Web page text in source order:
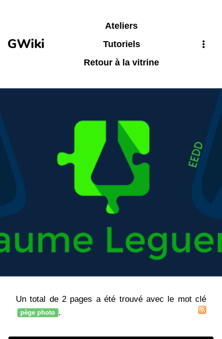
GWiki
Ateliers
Tutoriels
Retour à la vitrine
Un total de 2 pages a été trouvé avec le mot clé
pège photo .